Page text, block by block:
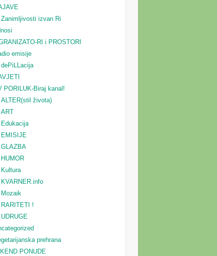
Zanimljivosti izvan Ri
RI i PROSTORI
emisije
dePiLLacija
PORILUK-Biraj kanal!
ALTER(stil života)
ART
Edukacija
EMISIJE
GLAZBA
HUMOR
Kultura
KVARNER.info
Mozaik
RARITETI !
UDRUGE
prehrana
PONUDE